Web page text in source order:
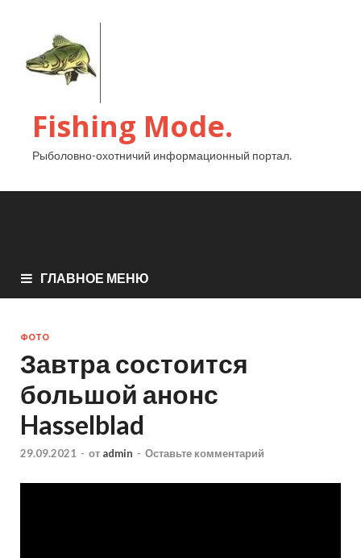
Fishing Mode.
Рыболовно-охотничий информационный портал.
ГЛАВНОЕ МЕНЮ
ФОТО
Завтра состоится
большой анонс
Hasselblad
29.09.2021 - от admin - Оставьте комментарий